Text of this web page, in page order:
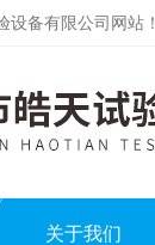
设备有限公司网站！
关于我们